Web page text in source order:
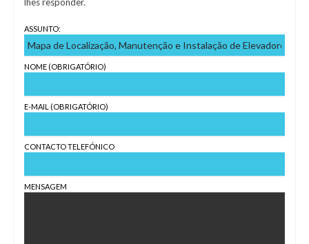
ASSUNTO:
NOME (OBRIGATÓRIO)
E-MAIL (OBRIGATÓRIO)
CONTACTO TELEFÓNICO
MENSAGEM